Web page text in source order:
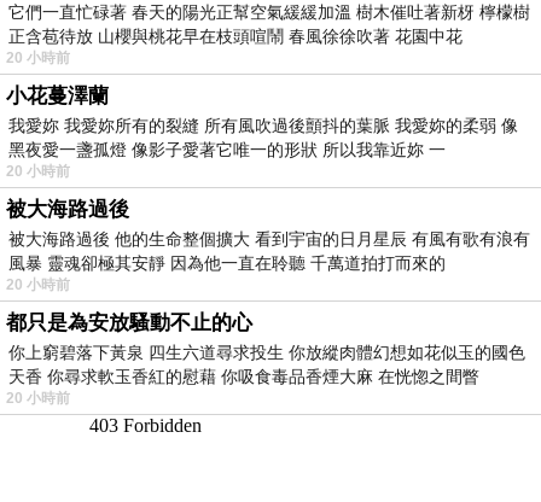
它們一直忙碌著 春天的陽光正幫空氣緩緩加溫 樹木催吐著新枒 檸檬樹
正含苞待放 山櫻與桃花早在枝頭喧鬧 春風徐徐吹著 花園中花
20 小時前
小花蔓澤蘭
我愛妳 我愛妳所有的裂縫 所有風吹過後顫抖的葉脈 我愛妳的柔弱 像
黑夜愛一盞孤燈 像影子愛著它唯一的形狀 所以我靠近妳 一
20 小時前
被大海路過後
被大海路過後 他的生命整個擴大 看到宇宙的日月星辰 有風有歌有浪有
風暴 靈魂卻極其安靜 因為他一直在聆聽 千萬道拍打而來的
20 小時前
都只是為安放騷動不止的心
你上窮碧落下黃泉 四生六道尋求投生 你放縱肉體幻想如花似玉的國色
天香 你尋求軟玉香紅的慰藉 你吸食毒品香煙大麻 在恍惚之間瞥
20 小時前